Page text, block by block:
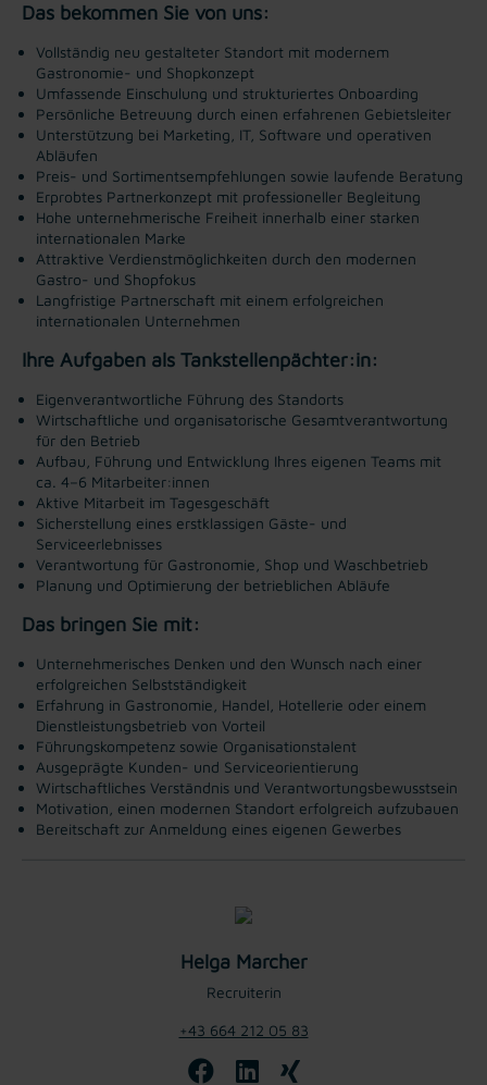
Das bekommen Sie von uns:
Vollständig neu gestalteter Standort mit modernem
Gastronomie- und Shopkonzept
Umfassende Einschulung und strukturiertes Onboarding
Persönliche Betreuung durch einen erfahrenen Gebietsleiter
Unterstützung bei Marketing, IT, Software und operativen
Abläufen
Preis- und Sortimentsempfehlungen sowie laufende Beratung
Erprobtes Partnerkonzept mit professioneller Begleitung
Hohe unternehmerische Freiheit innerhalb einer starken
internationalen Marke
Attraktive Verdienstmöglichkeiten durch den modernen
Gastro- und Shopfokus
Langfristige Partnerschaft mit einem erfolgreichen
internationalen Unternehmen
Ihre Aufgaben als Tankstellenpächter:in:
Eigenverantwortliche Führung des Standorts
Wirtschaftliche und organisatorische Gesamtverantwortung
für den Betrieb
Aufbau, Führung und Entwicklung Ihres eigenen Teams mit
ca. 4–6 Mitarbeiter:innen
Aktive Mitarbeit im Tagesgeschäft
Sicherstellung eines erstklassigen Gäste- und
Serviceerlebnisses
Verantwortung für Gastronomie, Shop und Waschbetrieb
Planung und Optimierung der betrieblichen Abläufe
Das bringen Sie mit:
Unternehmerisches Denken und den Wunsch nach einer
erfolgreichen Selbstständigkeit
Erfahrung in Gastronomie, Handel, Hotellerie oder einem
Dienstleistungsbetrieb von Vorteil
Führungskompetenz sowie Organisationstalent
Ausgeprägte Kunden- und Serviceorientierung
Wirtschaftliches Verständnis und Verantwortungsbewusstsein
Motivation, einen modernen Standort erfolgreich aufzubauen
Bereitschaft zur Anmeldung eines eigenen Gewerbes
Helga Marcher
Recruiterin
+43 664 212 05 83